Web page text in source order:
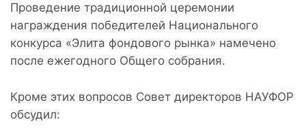
Проведение традиционной церемонии
награждения победителей Национального
конкурса «Элита фондового рынка» намечено
после ежегодного Общего собрания.
Кроме этих вопросов Совет директоров НАУФОР
обсудил: